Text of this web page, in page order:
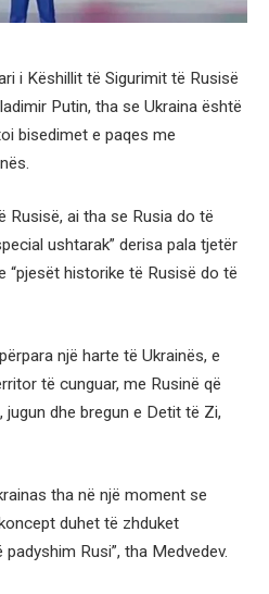
i Këshillit të Sigurimit të Rusisë
Putin, tha se Ukraina është
bisedimet e paqes me
Rusisë, ai tha se Rusia do të
ushtarak” derisa pala tjetër
“pjesët historike të Rusisë do të
një harte të Ukrainës, e
të cunguar, me Rusinë që
dhe bregun e Detit të Zi,
tha në një moment se
duhet të zhduket
Rusi”, tha Medvedev.